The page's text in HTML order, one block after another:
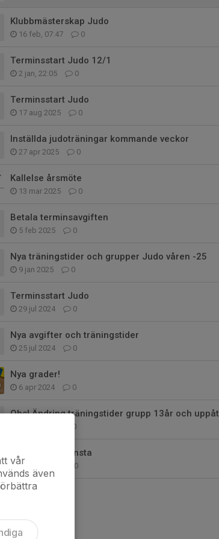
Klubbmästerskap Judo
16 feb, 07:47 0
Terminsstart Judo 12/1
2 jan, 22:05 0
Terminsstart Judo
17 aug 2025 0
Inställda judoträningar kommande veckor
27 apr 2025 0
Kallelse årsmöte
13 mar 2025 0
Betala terminsavgiften
5 feb 2025 0
Nya träningstider och grupper Judo våren -25
9 jan 2025 0
Terminsstart Judo
29 jul 2024 0
Nya avgifter och träningstider
25 jul 2024 0
Nya grader!
6 apr 2024 0
Obs! Ändring träningstider grupp 13år och uppåt
0
Judo för de minsta
4 mar 2024 0
vår
även